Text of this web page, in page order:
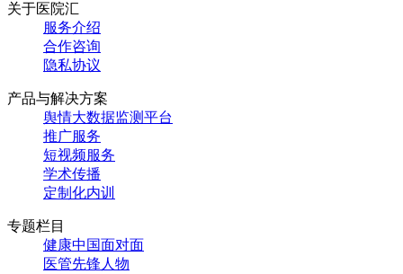
关于医院汇
服务介绍
合作咨询
隐私协议
产品与解决方案
舆情大数据监测平台
推广服务
短视频服务
学术传播
定制化内训
专题栏目
健康中国面对面
医管先锋人物